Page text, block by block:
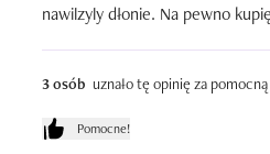
nawilzyly dłonie. Na pewno
3 osób uznało tę opinię za pomocną
Pomocne!